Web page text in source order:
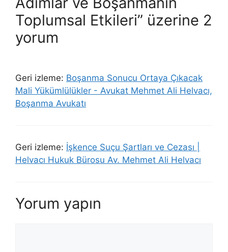
Toplumsal Etkileri” üzerine 2
yorum
Geri izleme: Boşanma Sonucu Ortaya Çıkacak
Mali Yükümlülükler - Avukat Mehmet Ali Helvacı,
Boşanma Avukatı
Geri izleme: İşkence Suçu Şartları ve Cezası |
Helvacı Hukuk Bürosu Av. Mehmet Ali Helvacı
Yorum yapın